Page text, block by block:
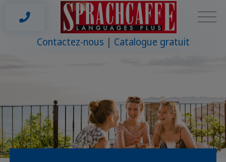
Contactez-nous Catalogue gratuit